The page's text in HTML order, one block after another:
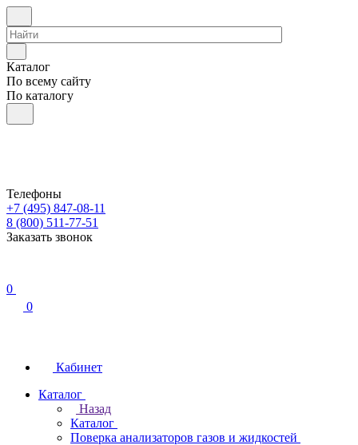
Каталог
По всему сайту
По каталогу
Телефоны
+7 (495) 847-08-11
8 (800) 511-77-51
Заказать звонок
0
0
Кабинет
Каталог
Назад
Каталог
Поверка анализаторов газов и жидкостей